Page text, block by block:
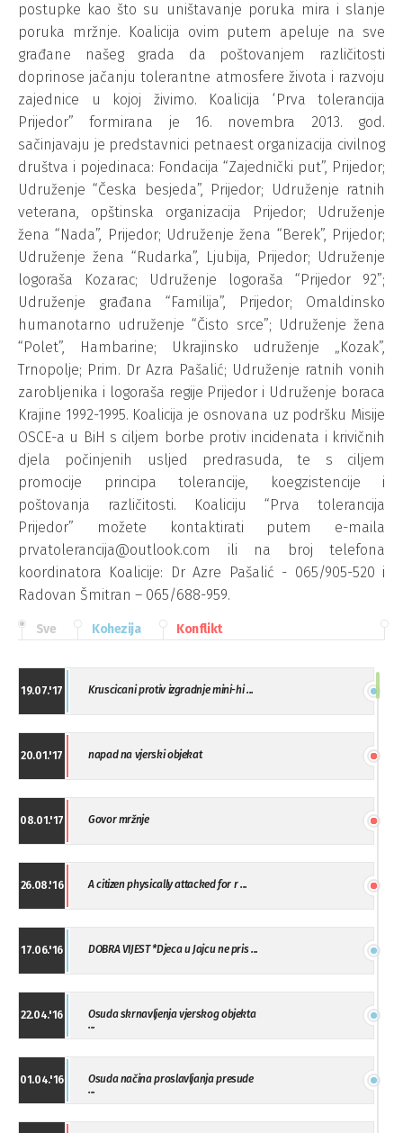
postupke kao što su uništavanje poruka mira i slanje
poruka mržnje. Koalicija ovim putem apeluje na sve
građane našeg grada da poštovanjem različitosti
doprinose jačanju tolerantne atmosfere života i razvoju
zajednice u kojoj živimo. Koalicija ‘Prva tolerancija
Prijedor” formirana je 16. novembra 2013. god.
sačinjavaju je predstavnici petnaest organizacija civilnog
društva i pojedinaca: Fondacija “Zajednički put”, Prijedor;
Udruženje “Česka besjeda”, Prijedor; Udruženje ratnih
veterana, opštinska organizacija Prijedor; Udruženje
žena “Nada”, Prijedor; Udruženje žena “Berek”, Prijedor;
Udruženje žena “Rudarka”, Ljubija, Prijedor; Udruženje
logoraša Kozarac; Udruženje logoraša “Prijedor 92”;
Udruženje građana “Familija”, Prijedor; Omaldinsko
humanotarno udruženje “Čisto srce”; Udruženje žena
“Polet”, Hambarine; Ukrajinsko udruženje „Kozak”,
Trnopolje; Prim. Dr Azra Pašalić; Udruženje ratnih vonih
zarobljenika i logoraša regije Prijedor i Udruženje boraca
Krajine 1992-1995. Koalicija je osnovana uz podršku Misije
OSCE-a u BiH s ciljem borbe protiv incidenata i krivičnih
djela počinjenih usljed predrasuda, te s ciljem
promocije principa tolerancije, koegzistencije i
poštovanja različitosti. Koaliciju “Prva tolerancija
Prijedor” možete kontaktirati putem e-maila
prvatolerancija@outlook.com ili na broj telefona
koordinatora Koalicije: Dr Azre Pašalić - 065/905-520 i
Radovan Šmitran – 065/688-959.
Sve Kohezija Konflikt
19.07.'17 Kruscicani protiv izgradnje mini-hi ...
20.01.'17 napad na vjerski objekat
08.01.'17 Govor mržnje
26.08.'16 A citizen physically attacked for r ...
17.06.'16 DOBRA VIJEST *Djeca u Jajcu ne pris ...
22.04.'16
Osuda skrnavljenja vjerskog objekta
...
01.04.'16
Osuda načina proslavljanja presude
...